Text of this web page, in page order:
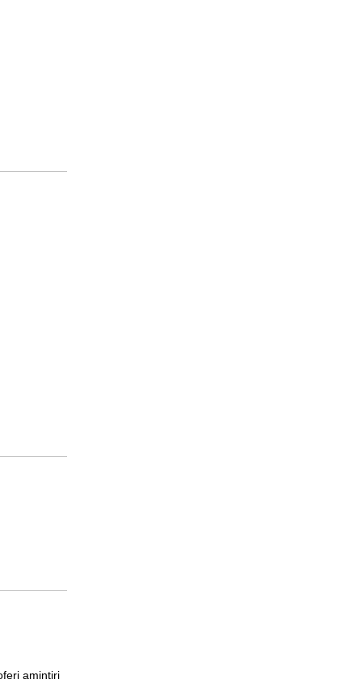
amintiri